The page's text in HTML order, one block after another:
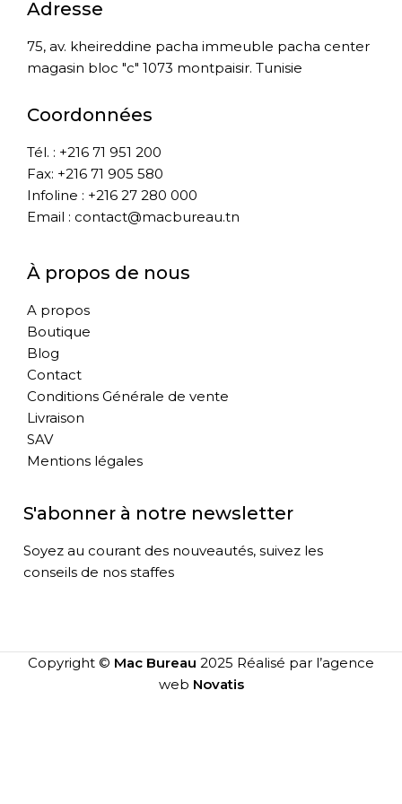
Adresse
75, av. kheireddine pacha immeuble pacha center
magasin bloc "c" 1073 montpaisir. Tunisie
Coordonnées
Tél. : +216 71 951 200
Fax: +216 71 905 580
Infoline : +216 27 280 000
Email : contact@macbureau.tn
À propos de nous
A propos
Boutique
Blog
Contact
Conditions Générale de vente
Livraison
SAV
Mentions légales
S'abonner à notre newsletter
Soyez au courant des nouveautés, suivez les
conseils de nos staffes
Copyright © Mac Bureau 2025 Réalisé par l’agence
web Novatis